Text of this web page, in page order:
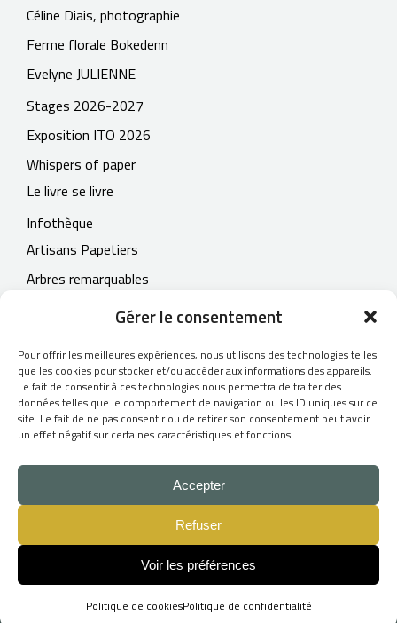
Gérer le consentement
Pour offrir les meilleures expériences, nous utilisons des technologies telles
que les cookies pour stocker et/ou accéder aux informations des appareils.
Le fait de consentir à ces technologies nous permettra de traiter des
données telles que le comportement de navigation ou les ID uniques sur ce
site. Le fait de ne pas consentir ou de retirer son consentement peut avoir
un effet négatif sur certaines caractéristiques et fonctions.
Accepter
Refuser
Voir les préférences
Politique de cookiesPolitique de confidentialité
Céline Diais, photographie
Ferme florale Bokedenn
Evelyne JULIENNE
Stages 2026-2027
Exposition ITO 2026
Whispers of paper
Le livre se livre
Infothèque
Artisans Papetiers
Arbres remarquables
© 2026
L'Atelier du Papetier
- Tous droits réservés -
CGV
Mentions légales
Skill Design